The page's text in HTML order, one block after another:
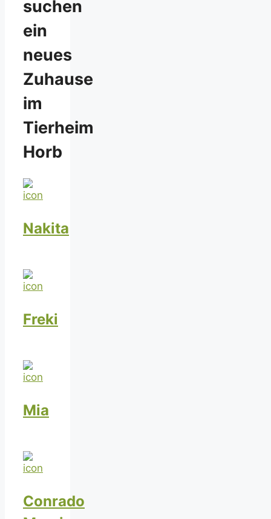
suchen
ein
neues
Zuhause
im
Tierheim
Horb
Nakita
Freki
Mia
Conrado